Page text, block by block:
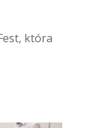
która